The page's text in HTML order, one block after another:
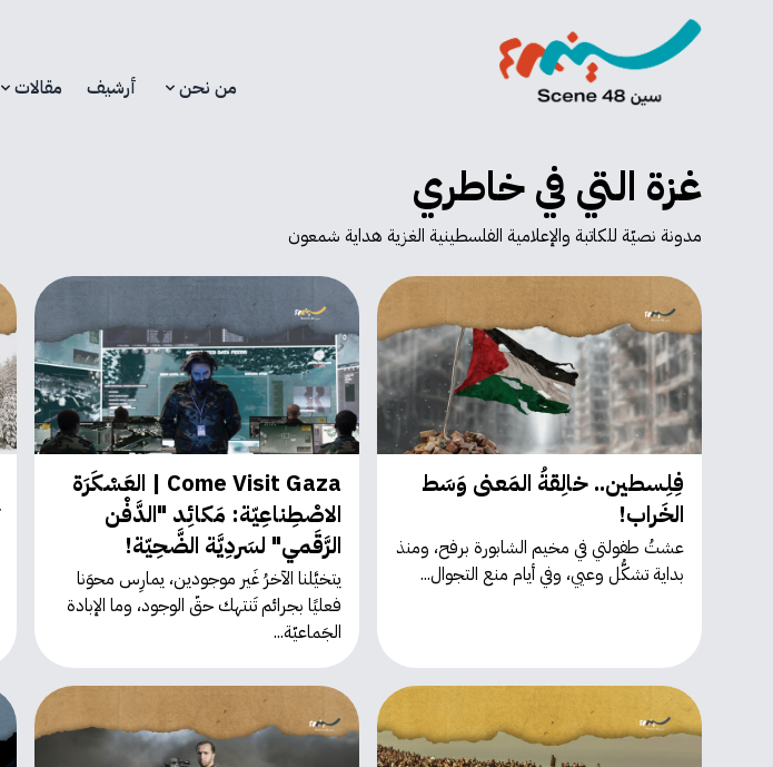
من نحن أرشيف مقالات
غزة التي في خاطري
مدونة نصيّة للكاتبة والإعلامية الفلسطينية الغزية هداية شمعون
فِلِسطين.. خالِقةُ المَعنى وَسَط
الخَراب!
عشتُ طفولتي في مخيم الشابورة برفح، ومنذ
بداية تشكُّل وعيي، وفي أيام منع التجوال...
Come Visit Gaza | العَسْكَرَة
الاصْطِناعِيّة: مَكائِد "الدَّفْن
الرَّقَمي" لسَردِيَّة الضَّحِيّة!
يتخيَّلنا الآخرُ غَير موجودين، يمارِس محوَنا
فعليًا بجرائم تَنتهك حقّ الوجود، وما الإبادة
الجَماعيّة...